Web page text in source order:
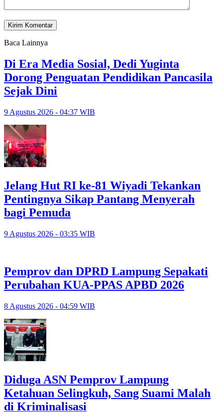
Baca Lainnya
Di Era Media Sosial, Dedi Yuginta
Dorong Penguatan Pendidikan Pancasila
Sejak Dini
9 Agustus 2026 - 04:37 WIB
Jelang Hut RI ke-81 Wiyadi Tekankan
Pentingnya Sikap Pantang Menyerah
bagi Pemuda
9 Agustus 2026 - 03:35 WIB
Pemprov dan DPRD Lampung Sepakati
Perubahan KUA-PPAS APBD 2026
8 Agustus 2026 - 04:59 WIB
Diduga ASN Pemprov Lampung
Ketahuan Selingkuh, Sang Suami Malah
di Kriminalisasi